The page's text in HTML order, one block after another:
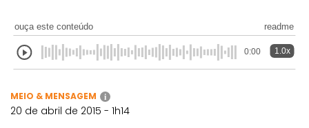
ouça este conteúdo readme
0:00 1.0x
MEIO & MENSAGEM i
20 de abril de 2015 - 1h14